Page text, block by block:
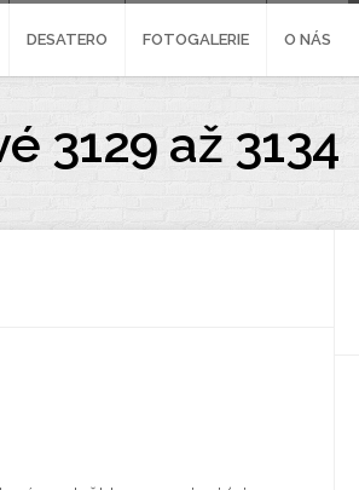
DESATERO FOTOGALERIE O NÁS
3129 až 3134